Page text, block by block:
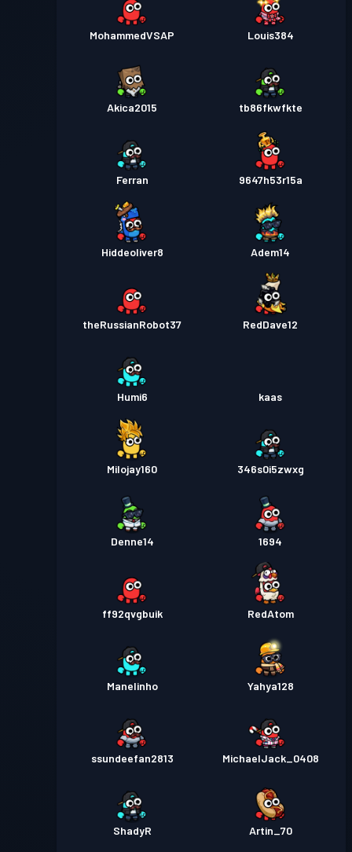
MohammedVSAP Louis384
Akica2015 tb86fkwfkte
Ferran 9647h53r15a
Hiddeoliver8 Adem14
theRussianRobot37 RedDave12
Humi6 kaas
Milojay160 346s0i5zwxg
Denne14 1694
ff92qvgbuik RedAtom
Manelinho Yahya128
ssundeefan2813 MichaelJack_0408
ShadyR Artin_70